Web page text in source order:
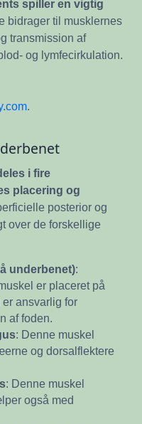
spiller en vigtig
bidrager til musklernes
transmission af
og lymfecirkulation.
.
i fire
placering og
posterior og
over de forskellige
underbenet):
er placeret på
ansvarlig for
af foden.
: Denne muskel
og dorsalflektere
: Denne muskel
også med